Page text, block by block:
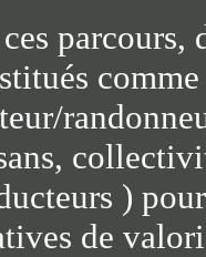
parcours,
)
de